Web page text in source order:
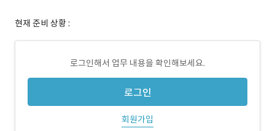
현재 준비 상황 :
로그인해서 업무 내용을 확인해보세요.
로그인
회원가입